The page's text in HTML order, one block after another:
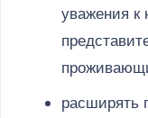
уважения к
расширять